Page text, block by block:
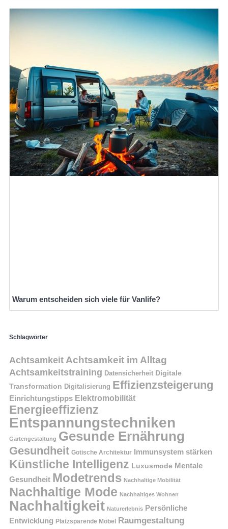
Warum entscheiden sich viele für Vanlife?
Schlagwörter
Achtsamkeit Achtsamkeit im Alltag
Achtsamkeitstraining Datensicherheit Digitale
Transformation Digitalisierung Effizienzsteigerung
Einrichtungstipps Elektromobilität
Energieeffizienz
Entspannungstechniken
Gartengestaltung Gesunde Ernährung
Gesundheit Gotische Architektur Immunsystem stärken
Künstliche Intelligenz Luxusmode Mentale
Gesundheit Modetrends Nachhaltige Mobilität
Nachhaltige Mode Nachhaltiges Wohnen
Nachhaltigkeit Naturerlebnis Persönliche
Entwicklung Platzsparende Möbel Raumgestaltung